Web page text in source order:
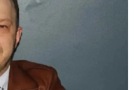
Malatya